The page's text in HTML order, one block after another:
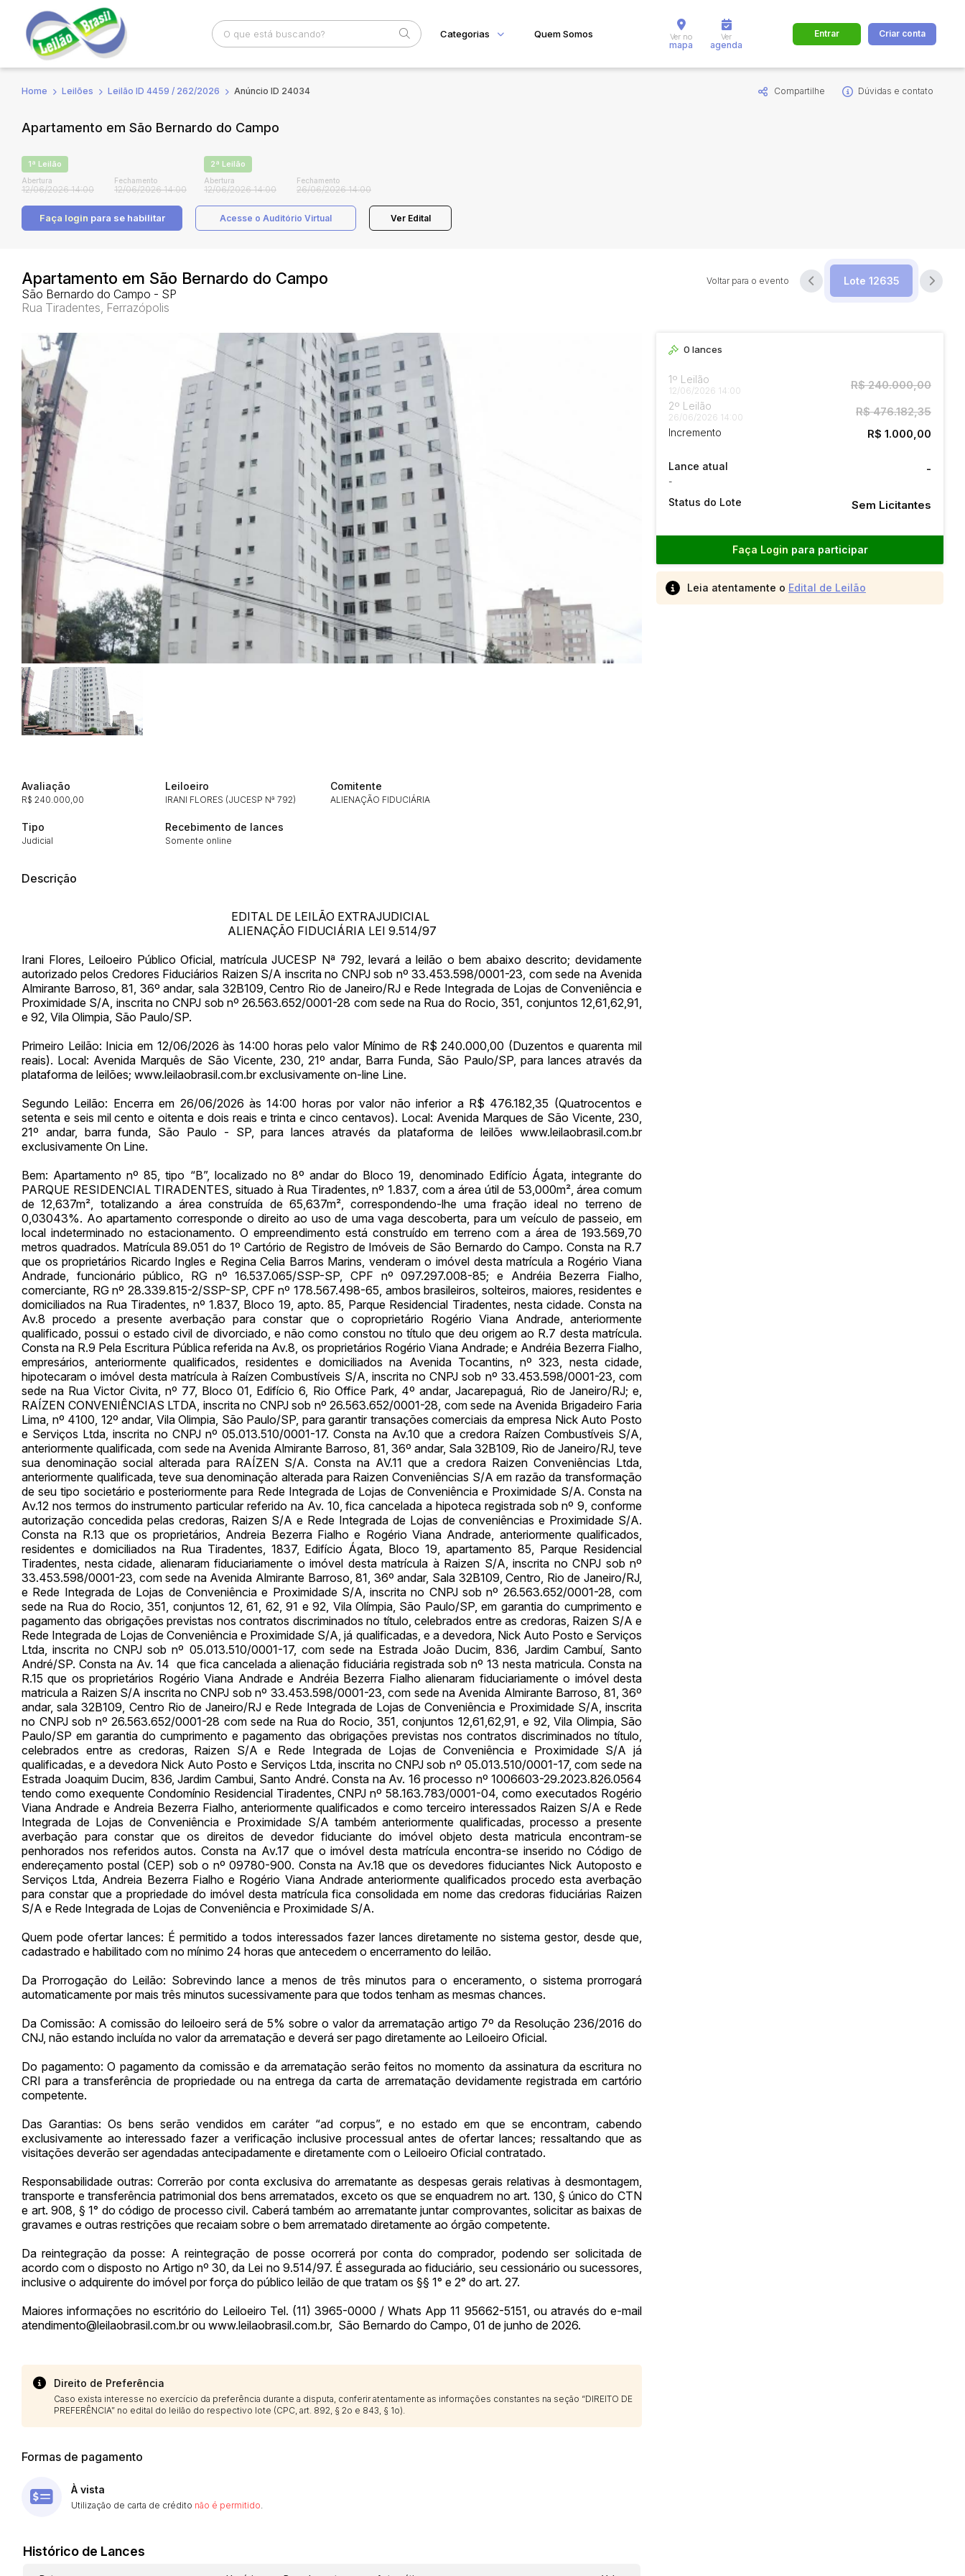
Busca por palavra-chave Categoria Cidade
Categorias Quem Somos Ver no
mapa
Ver
agenda
Entrar Criar conta
Home Leilões Leilão ID 4459 / 262/2026 Anúncio ID 24034 Compartilhe Dúvidas e contato
Apartamento em São Bernardo do Campo
1ª Leilão
Abertura
12/06/2026 14:00
Fechamento
12/06/2026 14:00
2ª Leilão
Abertura
12/06/2026 14:00
Fechamento
26/06/2026 14:00
Faça login para se habilitar Acesse o Auditório Virtual Ver Edital
Apartamento em São Bernardo do Campo
São Bernardo do Campo - SP
Rua Tiradentes, Ferrazópolis
Voltar para o evento
0 lances
1º Leilão
12/06/2026 14:00 R$ 240.000,00
2º Leilão
26/06/2026 14:00 R$ 476.182,35
Incremento R$ 1.000,00
Lance atual
-
-
Status do Lote Sem Licitantes
Faça Login para participar
Leia atentamente o Edital de Leilão
Avaliação
R$ 240.000,00
Leiloeiro
IRANI FLORES (JUCESP Nª 792)
Comitente
ALIENAÇÃO FIDUCIÁRIA
Tipo
Judicial
Recebimento de lances
Somente online
Descrição
EDITAL DE LEILÃO EXTRAJUDICIAL
ALIENAÇÃO FIDUCIÁRIA LEI 9.514/97
Irani Flores, Leiloeiro Público Oficial, matrícula JUCESP Nª 792, levará a leilão o bem abaixo descrito; devidamente
autorizado pelos Credores Fiduciários Raizen S/A inscrita no CNPJ sob nº 33.453.598/0001-23, com sede na Avenida
Almirante Barroso, 81, 36º andar, sala 32B109, Centro Rio de Janeiro/RJ e Rede Integrada de Lojas de Conveniência e
Proximidade S/A, inscrita no CNPJ sob nº 26.563.652/0001-28 com sede na Rua do Rocio, 351, conjuntos 12,61,62,91,
e 92, Vila Olimpia, São Paulo/SP.
Primeiro Leilão: Inicia em 12/06/2026 às 14:00 horas pelo valor Mínimo de R$ 240.000,00 (Duzentos e quarenta mil
reais). Local: Avenida Marquês de São Vicente, 230, 21º andar, Barra Funda, São Paulo/SP, para lances através da
plataforma de leilões; www.leilaobrasil.com.br exclusivamente on-line Line.
Segundo Leilão: Encerra em 26/06/2026 às 14:00 horas por valor não inferior a R$ 476.182,35 (Quatrocentos e
setenta e seis mil cento e oitenta e dois reais e trinta e cinco centavos). Local: Avenida Marques de São Vicente, 230,
21º andar, barra funda, São Paulo - SP, para lances através da plataforma de leilões www.leilaobrasil.com.br
exclusivamente On Line.
Bem: Apartamento nº 85, tipo “B”, localizado no 8º andar do Bloco 19, denominado Edifício Ágata, integrante do
PARQUE RESIDENCIAL TIRADENTES, situado à Rua Tiradentes, nº 1.837, com a área útil de 53,000m², área comum
de 12,637m², totalizando a área construída de 65,637m², correspondendo-lhe uma fração ideal no terreno de
0,03043%. Ao apartamento corresponde o direito ao uso de uma vaga descoberta, para um veículo de passeio, em
local indeterminado no estacionamento. O empreendimento está construído em terreno com a área de 193.569,70
metros quadrados. Matrícula 89.051 do 1º Cartório de Registro de Imóveis de São Bernardo do Campo. Consta na R.7
que os proprietários Ricardo Ingles e Regina Celia Barros Marins, venderam o imóvel desta matrícula a Rogério Viana
Andrade, funcionário público, RG nº 16.537.065/SSP-SP, CPF nº 097.297.008-85; e Andréia Bezerra Fialho,
comerciante, RG nº 28.339.815-2/SSP-SP, CPF nº 178.567.498-65, ambos brasileiros, solteiros, maiores, residentes e
domiciliados na Rua Tiradentes, nº 1.837, Bloco 19, apto. 85, Parque Residencial Tiradentes, nesta cidade. Consta na
Av.8 procedo a presente averbação para constar que o coproprietário Rogério Viana Andrade, anteriormente
qualificado, possui o estado civil de divorciado, e não como constou no título que deu origem ao R.7 desta matrícula.
Consta na R.9 Pela Escritura Pública referida na Av.8, os proprietários Rogério Viana Andrade; e Andréia Bezerra Fialho,
empresários, anteriormente qualificados, residentes e domiciliados na Avenida Tocantins, nº 323, nesta cidade,
hipotecaram o imóvel desta matrícula à Raízen Combustíveis S/A, inscrita no CNPJ sob nº 33.453.598/0001-23, com
sede na Rua Victor Civita, nº 77, Bloco 01, Edifício 6, Rio Office Park, 4º andar, Jacarepaguá, Rio de Janeiro/RJ; e,
RAÍZEN CONVENIÊNCIAS LTDA, inscrita no CNPJ sob nº 26.563.652/0001-28, com sede na Avenida Brigadeiro Faria
Lima, nº 4100, 12º andar, Vila Olimpia, São Paulo/SP, para garantir transações comerciais da empresa Nick Auto Posto
e Serviços Ltda, inscrita no CNPJ nº 05.013.510/0001-17. Consta na Av.10 que a credora Raízen Combustíveis S/A,
anteriormente qualificada, com sede na Avenida Almirante Barroso, 81, 36º andar, Sala 32B109, Rio de Janeiro/RJ, teve
sua denominação social alterada para RAÍZEN S/A. Consta na AV.11 que a credora Raizen Conveniências Ltda,
anteriormente qualificada, teve sua denominação alterada para Raizen Conveniências S/A em razão da transformação
de seu tipo societário e posteriormente para Rede Integrada de Lojas de Conveniência e Proximidade S/A. Consta na
Av.12 nos termos do instrumento particular referido na Av. 10, fica cancelada a hipoteca registrada sob nº 9, conforme
autorização concedida pelas credoras, Raizen S/A e Rede Integrada de Lojas de conveniências e Proximidade S/A.
Consta na R.13 que os proprietários, Andreia Bezerra Fialho e Rogério Viana Andrade, anteriormente qualificados,
residentes e domiciliados na Rua Tiradentes, 1837, Edifício Ágata, Bloco 19, apartamento 85, Parque Residencial
Tiradentes, nesta cidade, alienaram fiduciariamente o imóvel desta matrícula à Raizen S/A, inscrita no CNPJ sob nº
33.453.598/0001-23, com sede na Avenida Almirante Barroso, 81, 36º andar, Sala 32B109, Centro, Rio de Janeiro/RJ,
e Rede Integrada de Lojas de Conveniência e Proximidade S/A, inscrita no CNPJ sob nº 26.563.652/0001-28, com
sede na Rua do Rocio, 351, conjuntos 12, 61, 62, 91 e 92, Vila Olímpia, São Paulo/SP, em garantia do cumprimento e
pagamento das obrigações previstas nos contratos discriminados no título, celebrados entre as credoras, Raizen S/A e
Rede Integrada de Lojas de Conveniência e Proximidade S/A, já qualificadas, e a devedora, Nick Auto Posto e Serviços
Ltda, inscrita no CNPJ sob nº 05.013.510/0001-17, com sede na Estrada João Ducim, 836, Jardim Cambuí, Santo
André/SP. Consta na Av. 14 que fica cancelada a alienação fiduciária registrada sob nº 13 nesta matricula. Consta na
R.15 que os proprietários Rogério Viana Andrade e Andréia Bezerra Fialho alienaram fiduciariamente o imóvel desta
matricula a Raizen S/A inscrita no CNPJ sob nº 33.453.598/0001-23, com sede na Avenida Almirante Barroso, 81, 36º
andar, sala 32B109, Centro Rio de Janeiro/RJ e Rede Integrada de Lojas de Conveniência e Proximidade S/A, inscrita
no CNPJ sob nº 26.563.652/0001-28 com sede na Rua do Rocio, 351, conjuntos 12,61,62,91, e 92, Vila Olimpia, São
Paulo/SP em garantia do cumprimento e pagamento das obrigações previstas nos contratos discriminados no título,
celebrados entre as credoras, Raizen S/A e Rede Integrada de Lojas de Conveniência e Proximidade S/A já
qualificadas, e a devedora Nick Auto Posto e Serviços Ltda, inscrita no CNPJ sob nº 05.013.510/0001-17, com sede na
Estrada Joaquim Ducim, 836, Jardim Cambui, Santo André. Consta na Av. 16 processo nº 1006603-29.2023.826.0564
tendo como exequente Condomínio Residencial Tiradentes, CNPJ nº 58.163.783/0001-04, como executados Rogério
Viana Andrade e Andreia Bezerra Fialho, anteriormente qualificados e como terceiro interessados Raizen S/A e Rede
Integrada de Lojas de Conveniência e Proximidade S/A também anteriormente qualificadas, processo a presente
averbação para constar que os direitos de devedor fiduciante do imóvel objeto desta matricula encontram-se
penhorados nos referidos autos. Consta na Av.17 que o imóvel desta matrícula encontra-se inserido no Código de
endereçamento postal (CEP) sob o nº 09780-900. Consta na Av.18 que os devedores fiduciantes Nick Autoposto e
Serviços Ltda, Andreia Bezerra Fialho e Rogério Viana Andrade anteriormente qualificados procedo esta averbação
para constar que a propriedade do imóvel desta matrícula fica consolidada em nome das credoras fiduciárias Raizen
S/A e Rede Integrada de Lojas de Conveniência e Proximidade S/A.
Quem pode ofertar lances: É permitido a todos interessados fazer lances diretamente no sistema gestor, desde que,
cadastrado e habilitado com no mínimo 24 horas que antecedem o encerramento do leilão.
Da Prorrogação do Leilão: Sobrevindo lance a menos de três minutos para o enceramento, o sistema prorrogará
automaticamente por mais três minutos sucessivamente para que todos tenham as mesmas chances.
Da Comissão: A comissão do leiloeiro será de 5% sobre o valor da arrematação artigo 7º da Resolução 236/2016 do
CNJ, não estando incluída no valor da arrematação e deverá ser pago diretamente ao Leiloeiro Oficial.
Do pagamento: O pagamento da comissão e da arrematação serão feitos no momento da assinatura da escritura no
CRI para a transferência de propriedade ou na entrega da carta de arrematação devidamente registrada em cartório
competente.
Das Garantias: Os bens serão vendidos em caráter “ad corpus”, e no estado em que se encontram, cabendo
exclusivamente ao interessado fazer a verificação inclusive processual antes de ofertar lances; ressaltando que as
visitações deverão ser agendadas antecipadamente e diretamente com o Leiloeiro Oficial contratado.
Responsabilidade outras: Correrão por conta exclusiva do arrematante as despesas gerais relativas à desmontagem,
transporte e transferência patrimonial dos bens arrematados, exceto os que se enquadrem no art. 130, § único do CTN
e art. 908, § 1° do código de processo civil. Caberá também ao arrematante juntar comprovantes, solicitar as baixas de
gravames e outras restrições que recaiam sobre o bem arrematado diretamente ao órgão competente.
Da reintegração da posse: A reintegração de posse ocorrerá por conta do comprador, podendo ser solicitada de
acordo com o disposto no Artigo nº 30, da Lei no 9.514/97. É assegurada ao fiduciário, seu cessionário ou sucessores,
inclusive o adquirente do imóvel por força do público leilão de que tratam os §§ 1° e 2° do art. 27.
Maiores informações no escritório do Leiloeiro Tel. (11) 3965-0000 / Whats App 11 95662-5151, ou através do e-mail
atendimento@leilaobrasil.com.brou www.leilaobrasil.com.br, São Bernardo do Campo, 01 de junho de 2026.
Direito de Preferência
Caso exista interesse no exercício da preferência durante a disputa, conferir atentamente as informações constantes na seção “DIREITO DE
PREFERÊNCIA” no edital do leilão do respectivo lote (CPC, art. 892, § 2o e 843, § 1o).
Formas de pagamento
À vista
Utilização de carta de crédito não é permitido.
Histórico de Lances
Envie sua Proposta (Art. 895, CPC)
Histórico de Propostas
Data Usuário
14/04/2025 18:43:11 TIAGOFELIPE
14/04/2025 18:43:11 TIAGOFELIPE
14/04/2025 18:43:11 TIAGOFELIPE
Clique aqui para fazer login
Habilite-se para efetuar lances ou propostas